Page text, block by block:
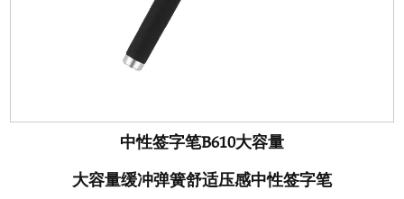
中性签字笔B610大容量
大容量缓冲弹簧舒适压感中性签字笔